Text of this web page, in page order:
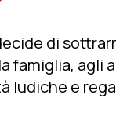
di
famiglia, agli
ludiche e